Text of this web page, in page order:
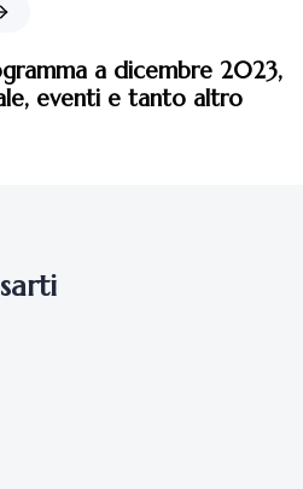
a dicembre 2023,
eventi e tanto altro